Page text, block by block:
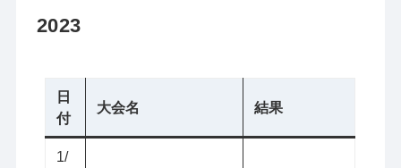
2023
日
付
大会名 結果
1/